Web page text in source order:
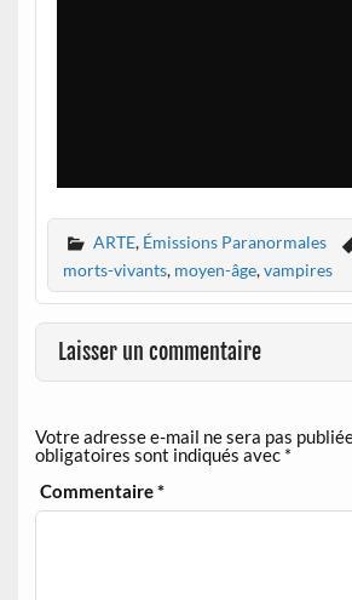
ARTE, Émissions Paranormales
morts-vivants, moyen-âge,vampires
Laisser un commentaire
Votre adresse e-mail ne sera pas
obligatoires sont indiqués avec *
Commentaire*